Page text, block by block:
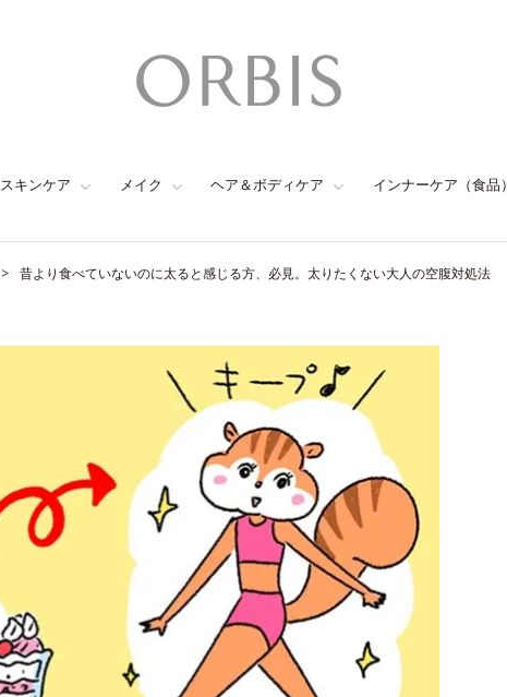
スキンケア メイク ヘア＆ボディケア インナーケア（食品）
昔より食べていないのに太ると感じる方、必見。太りたくない大人の空腹対処法